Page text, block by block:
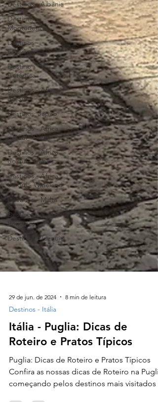
Destinos - Albânia
Destinos -
Montenegro
Destinos -
Eslovênia
Destino -
Antártica
Destinos - Africa
do Sul
Destinos: Japão
Destinos - África
do Sul - Safari
Destinos - África
do Sul - Cabo
Destinos - África
do Sul - Wineland
Destinos - Malta
Destinos -
Bahamas
Destinos - Turquia
29 de jun. de 2024 8 min de leitura
Destinos - Itália
Itália - Puglia: Dicas de
Roteiro e Pratos Típicos
Puglia: Dicas de Roteiro e Pratos Típicos